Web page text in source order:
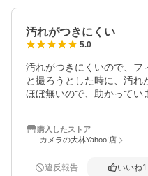
汚れがつきにくい
5.0
汚れがつきにくいので、フ
と撮ろうとした時に、汚
ほぼ無いので、助かってい
購入したストア
カメラの大林Yahoo!店
違反報告 いいね1